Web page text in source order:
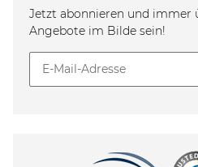
Jetzt abonnieren und immer
Angebote im Bilde sein!